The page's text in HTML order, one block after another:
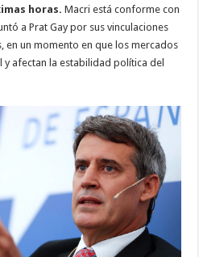
horas. Macri está conforme con
a Prat Gay por sus vinculaciones
en un momento en que los mercados
afectan la estabilidad política del